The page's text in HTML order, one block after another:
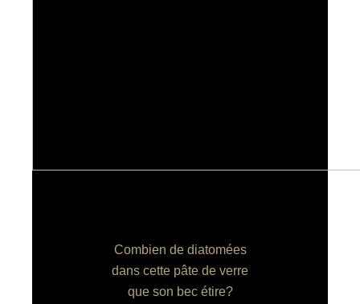
Combien de diatomées
dans cette pâte de verre
que son bec étire?